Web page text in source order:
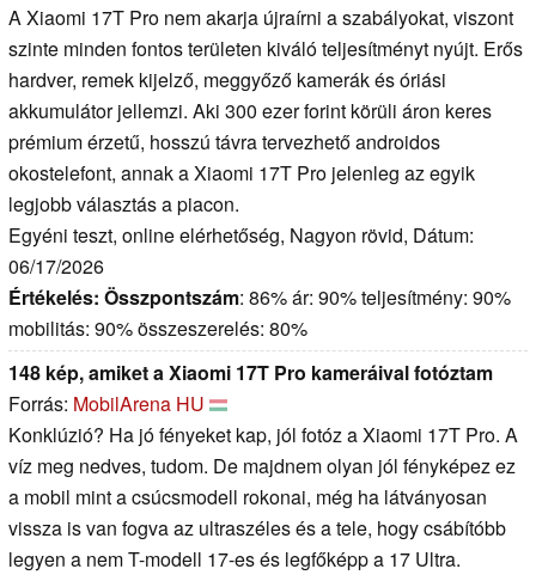
A Xiaomi 17T Pro nem akarja újraírni a szabályokat, viszont
szinte minden fontos területen kiváló teljesítményt nyújt. Erős
hardver, remek kijelző, meggyőző kamerák és óriási
akkumulátor jellemzi. Aki 300 ezer forint körüli áron keres
prémium érzetű, hosszú távra tervezhető androidos
okostelefont, annak a Xiaomi 17T Pro jelenleg az egyik
legjobb választás a piacon.
Egyéni teszt, online elérhetőség, Nagyon rövid, Dátum:
06/17/2026
Értékelés: Összpontszám: 86% ár: 90% teljesítmény: 90%
mobilitás: 90% összeszerelés: 80%
148 kép, amiket a Xiaomi 17T Pro kameráival fotóztam
Forrás: MobilArena HU
Konklúzió? Ha jó fényeket kap, jól fotóz a Xiaomi 17T Pro. A
víz meg nedves, tudom. De majdnem olyan jól fényképez ez
a mobil mint a csúcsmodell rokonai, még ha látványosan
vissza is van fogva az ultraszéles és a tele, hogy csábítóbb
legyen a nem T-modell 17-es és legfőképp a 17 Ultra.